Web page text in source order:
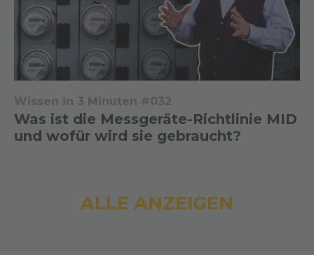
Wissen in 3 Minuten #032
Was ist die Messgeräte-Richtlinie MID
und wofür wird sie gebraucht?
ALLE ANZEIGEN